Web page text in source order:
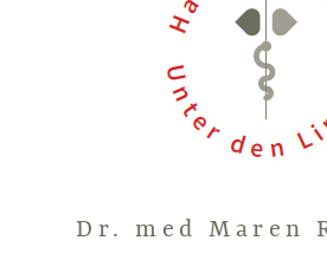
Dr. med Maren